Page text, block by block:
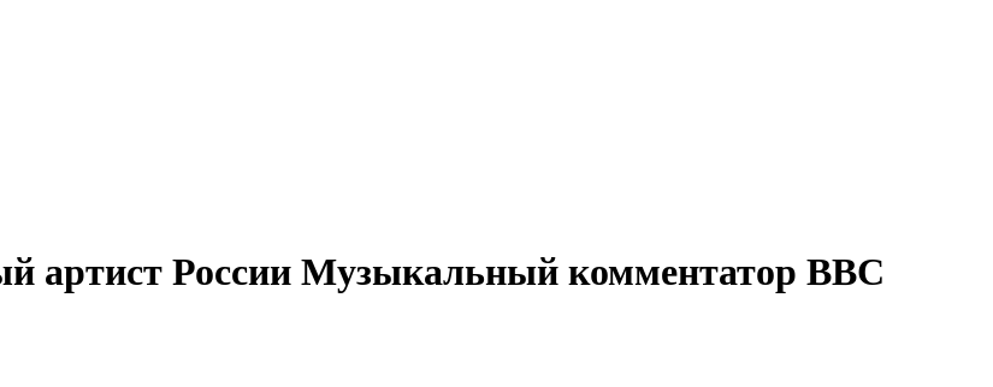
артист России Музыкальный комментатор BBC